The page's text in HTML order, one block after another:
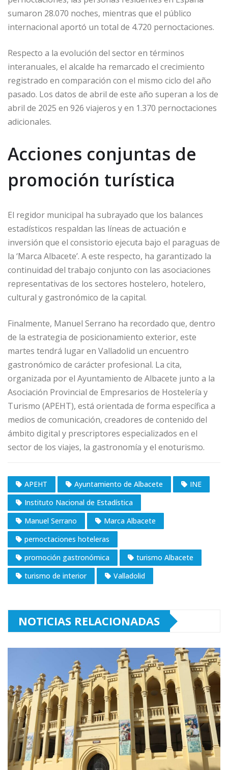
sumaron 28.070 noches, mientras que el público
internacional aportó un total de 4.720 pernoctaciones.
Respecto a la evolución del sector en términos
interanuales, el alcalde ha remarcado el crecimiento
registrado en comparación con el mismo ciclo del año
pasado. Los datos de abril de este año superan a los de
abril de 2025 en 926 viajeros y en 1.370 pernoctaciones
adicionales.
Acciones conjuntas de
promoción turística
El regidor municipal ha subrayado que los balances
estadísticos respaldan las líneas de actuación e
inversión que el consistorio ejecuta bajo el paraguas de
la ‘Marca Albacete’. A este respecto, ha garantizado la
continuidad del trabajo conjunto con las asociaciones
representativas de los sectores hostelero, hotelero,
cultural y gastronómico de la capital.
Finalmente, Manuel Serrano ha recordado que, dentro
de la estrategia de posicionamiento exterior, este
martes tendrá lugar en Valladolid un encuentro
gastronómico de carácter profesional. La cita,
organizada por el Ayuntamiento de Albacete junto a la
Asociación Provincial de Empresarios de Hostelería y
Turismo (APEHT), está orientada de forma específica a
medios de comunicación, creadores de contenido del
ámbito digital y prescriptores especializados en el
sector de los viajes, la gastronomía y el enoturismo.
APEHT Ayuntamiento de Albacete
INE
Instituto Nacional de Estadística
Manuel Serrano
Marca Albacete
pernoctaciones hoteleras
promoción gastronómica
turismo Albacete
turismo de interior
Valladolid
NOTICIAS RELACIONADAS